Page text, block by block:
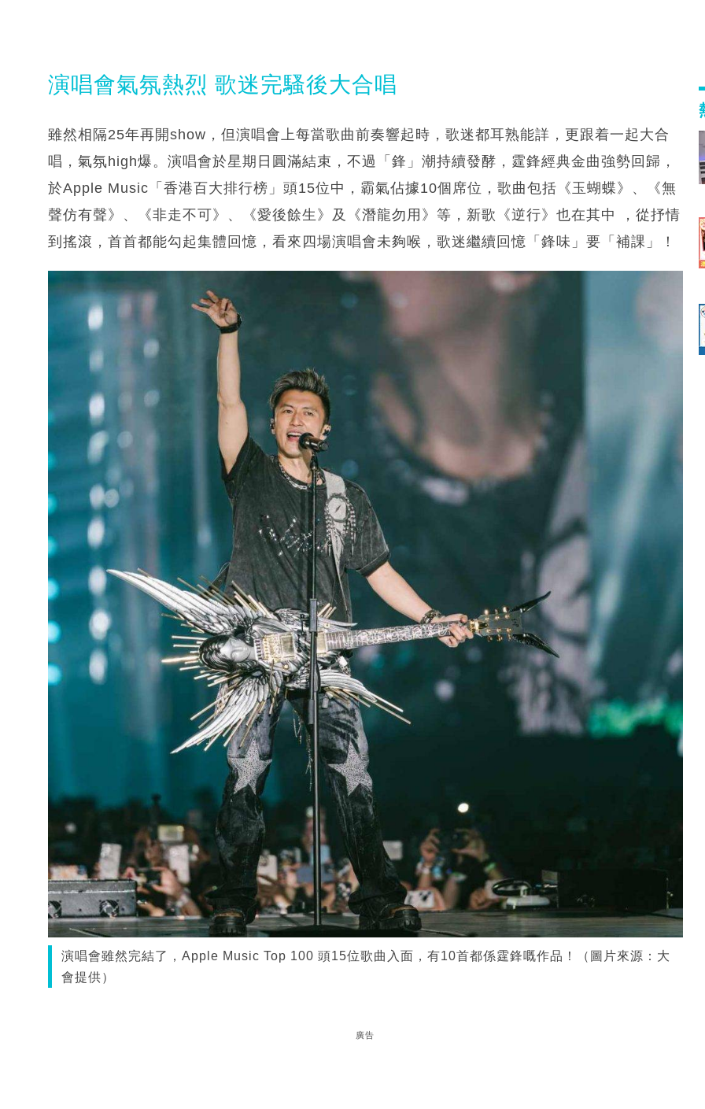
演唱會氣氛熱烈 歌迷完騷後大合唱
雖然相隔25年再開show，但演唱會上每當歌曲前奏響起時，歌迷都耳熟能詳，更跟着一起大合
唱，氣氛high爆。演唱會於星期日圓滿結束，不過「鋒」潮持續發酵，霆鋒經典金曲強勢回歸，
於Apple Music「香港百大排行榜」頭15位中，霸氣佔據10個席位，歌曲包括《玉蝴蝶》、《無
聲仿有聲》、《非走不可》、《愛後餘生》及《潛龍勿用》等，新歌《逆行》也在其中 ，從抒情
到搖滾，首首都能勾起集體回憶，看來四場演唱會未夠喉，歌迷繼續回憶「鋒味」要「補課」！
演唱會雖然完結了，Apple Music Top 100 頭15位歌曲入面，有10首都係霆鋒嘅作品！（圖片來源：大
會提供）
廣告